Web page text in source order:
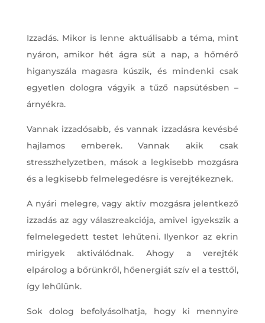
Izzadás. Mikor is lenne aktuálisabb a téma, mint
nyáron, amikor hét ágra süt a nap, a hőmérő
higanyszála magasra kúszik, és mindenki csak
egyetlen dologra vágyik a tűző napsütésben –
árnyékra.
Vannak izzadósabb, és vannak izzadásra kevésbé
hajlamos emberek. Vannak akik csak
stresszhelyzetben, mások a legkisebb mozgásra
és a legkisebb felmelegedésre is verejtékeznek.
A nyári melegre, vagy aktív mozgásra jelentkező
izzadás az agy válaszreakciója, amivel igyekszik a
felmelegedett testet lehűteni. Ilyenkor az ekrin
mirigyek aktiválódnak. Ahogy a verejték
elpárolog a bőrünkről, hőenergiát szív el a testtől,
így lehűlünk.
Sok dolog befolyásolhatja, hogy ki mennyire